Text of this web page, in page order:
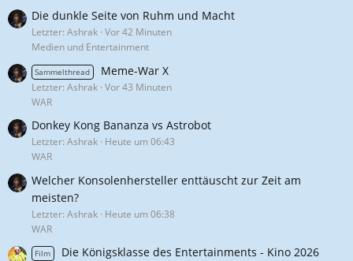
Die dunkle Seite von Ruhm und Macht
Letzter: Ashrak Vor 42 Minuten
Medien und Entertainment
Sammelthread Meme-War X
Letzter: Ashrak Vor 43 Minuten
WAR
Donkey Kong Bananza vs Astrobot
Letzter: Ashrak Heute um 06:43
WAR
Welcher Konsolenhersteller enttäuscht zur Zeit am
meisten?
Letzter: Ashrak Heute um 06:38
WAR
Film Die Königsklasse des Entertainments - Kino 2026